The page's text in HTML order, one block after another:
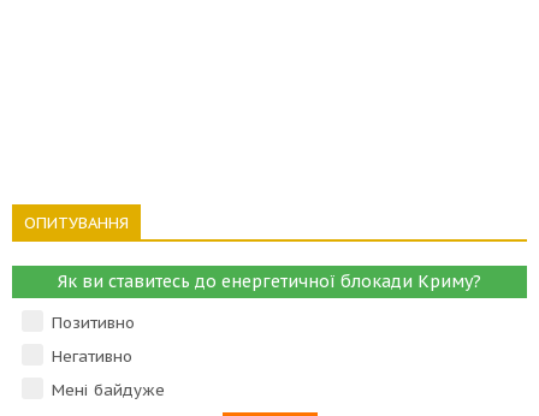
ОПИТУВАННЯ
Як ви ставитесь до енергетичної блокади Криму?
Позитивно
Негативно
Мені байдуже